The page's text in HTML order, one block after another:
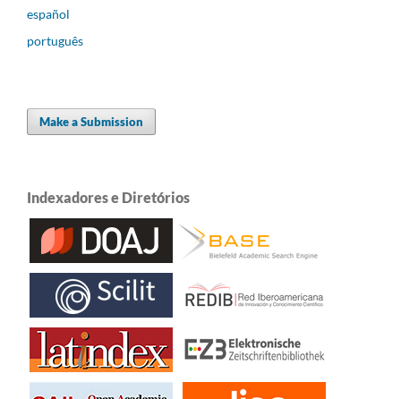
español
português
Make a Submission
Indexadores e Diretórios